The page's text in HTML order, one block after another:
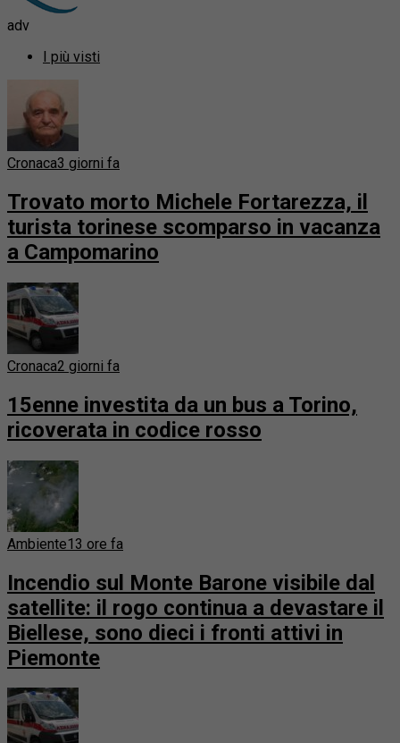
adv
I più visti
Cronaca3 giorni fa
Trovato morto Michele Fortarezza, il
turista torinese scomparso in vacanza
a Campomarino
Cronaca2 giorni fa
15enne investita da un bus a Torino,
ricoverata in codice rosso
Ambiente13 ore fa
Incendio sul Monte Barone visibile dal
satellite: il rogo continua a devastare il
Biellese, sono dieci i fronti attivi in
Piemonte